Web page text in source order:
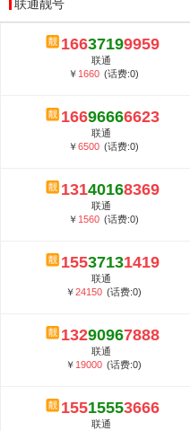
联通靓号
16637199959
联通
￥ 1660 (话费:0)
16696666623
联通
￥6500 (话费:0)
13140168369
联通
￥ 1560 (话费:0)
15537131419
联通
￥24150 (话费:0)
13290967888
联通
￥ 19000 (话费:0)
15515553666
联通